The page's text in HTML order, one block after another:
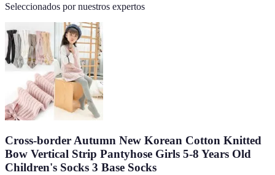
Seleccionados por nuestros expertos
Cross-border Autumn New Korean Cotton Knitted
Bow Vertical Strip Pantyhose Girls 5-8 Years Old
Children's Socks 3 Base Socks